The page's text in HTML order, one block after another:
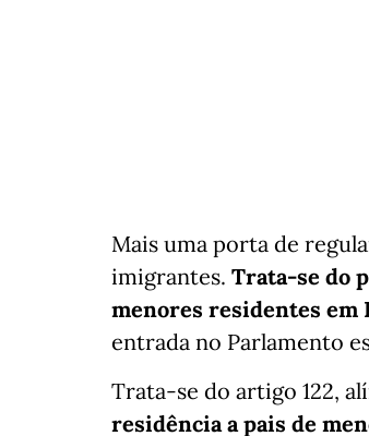
Mais uma porta de
imigrantes. Trata-se do
menores residentes em
entrada no Parlamento
Trata-se do artigo 122,
residência a pais de